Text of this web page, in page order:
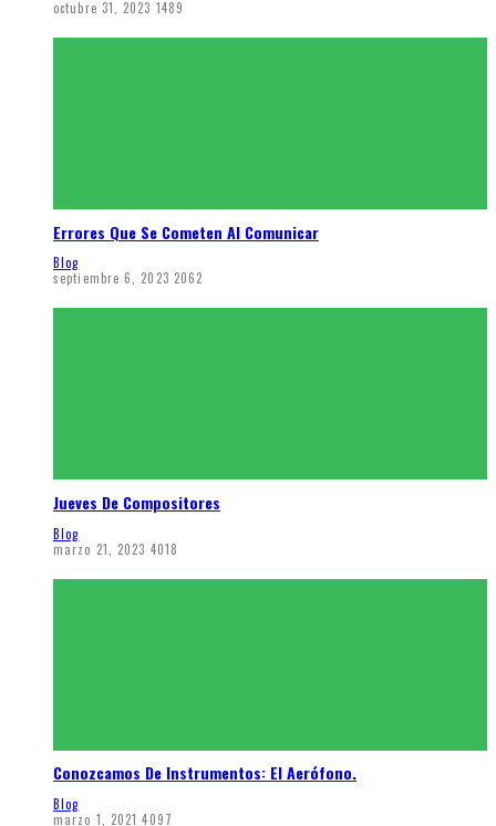
octubre 31, 2023 1489
Errores Que Se Cometen Al Comunicar
Blog
septiembre 6, 2023 2062
Jueves De Compositores
Blog
marzo 21, 2023 4018
Conozcamos De Instrumentos: El Aerófono.
Blog
marzo 1, 2021 4097